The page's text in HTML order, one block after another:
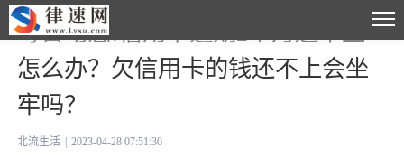
每日动态!信用卡逾期2个月还不上
怎么办？欠信用卡的钱还不上会坐
牢吗？
北流生活 2023-04-28 07:51:30